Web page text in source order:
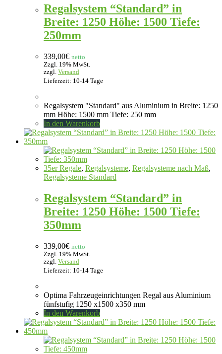
Regalsystem “Standard” in
Breite: 1250 Höhe: 1500 Tiefe:
250mm
339,00€ netto
Zzgl. 19% MwSt.
zzgl. Versand
Lieferzeit: 10-14 Tage
Regalsystem "Standard" aus Aluminium in Breite: 1250
mm Höhe: 1500 mm Tiefe: 250 mm
In den Warenkorb
35er Regale, Regalsysteme, Regalsysteme nach Maß,
Regalsysteme Standard
Regalsystem “Standard” in
Breite: 1250 Höhe: 1500 Tiefe:
350mm
339,00€ netto
Zzgl. 19% MwSt.
zzgl. Versand
Lieferzeit: 10-14 Tage
Optima Fahrzeugeinrichtungen Regal aus Aluminium
fünfstufig 1250 x1500 x350 mm
In den Warenkorb